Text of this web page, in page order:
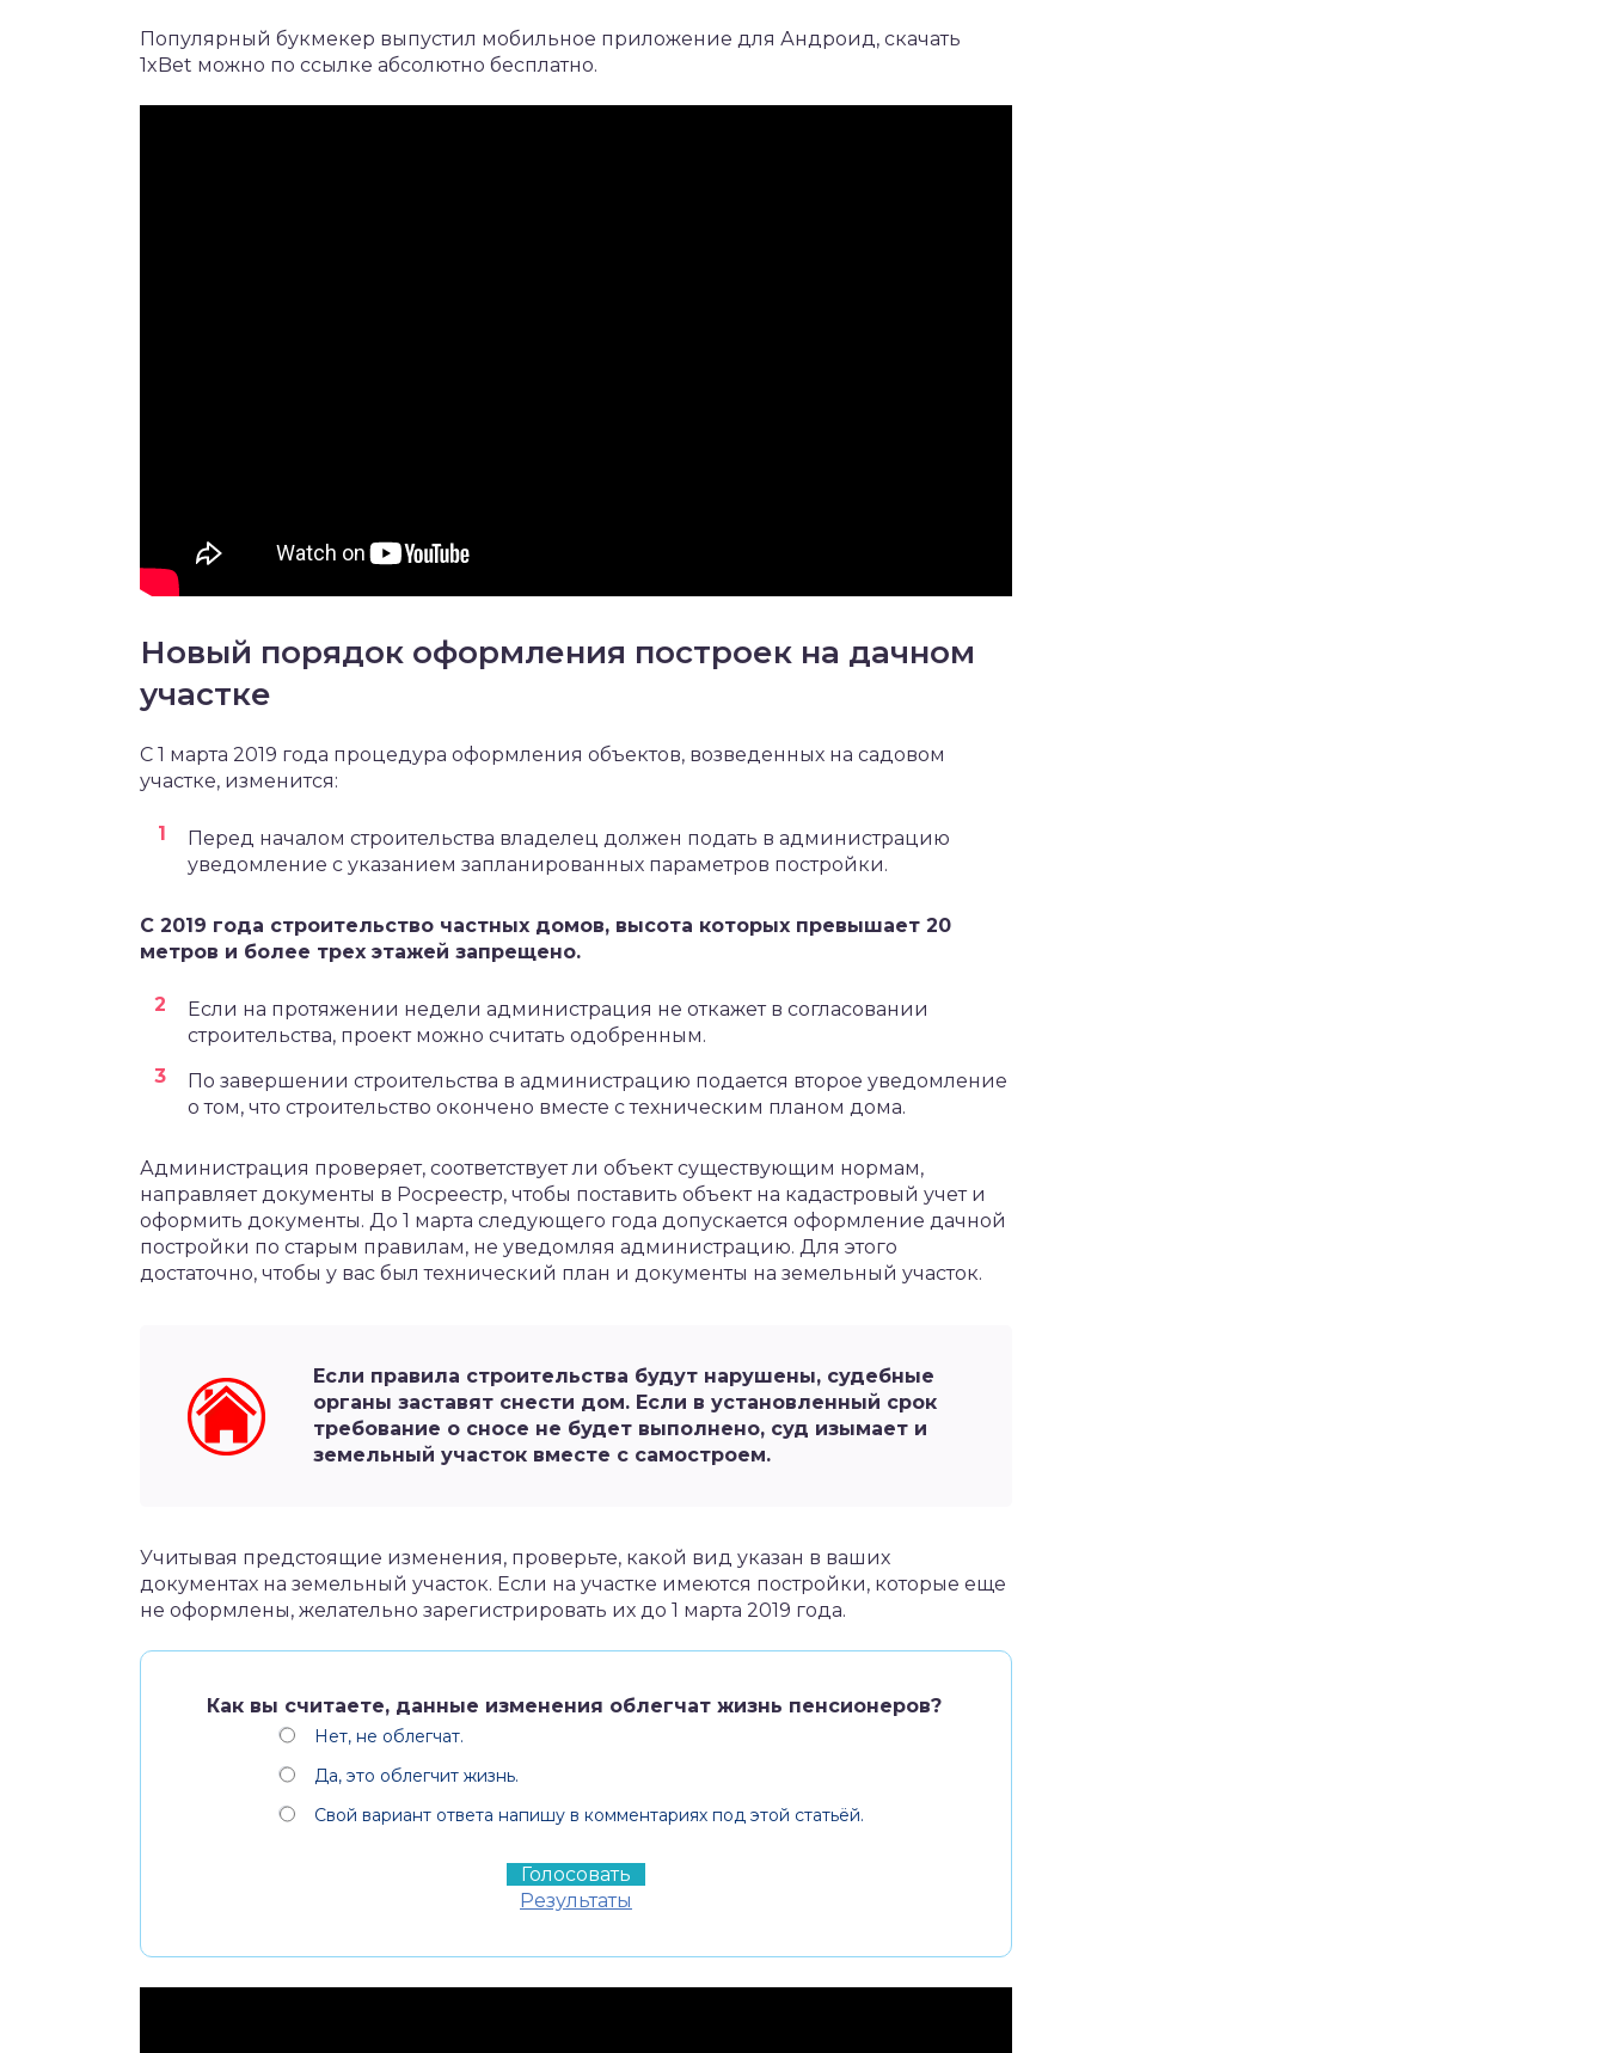
Популярный букмекер выпустил мобильное приложение для Андроид, скачать
1xBet можно по ссылке абсолютно бесплатно.
Новый порядок оформления построек на дачном
участке
С 1 марта 2019 года процедура оформления объектов, возведенных на садовом
участке, изменится:
Перед началом строительства владелец должен подать в администрацию
уведомление с указанием запланированных параметров постройки.
С 2019 года строительство частных домов, высота которых превышает 20
метров и более трех этажей запрещено.
Если на протяжении недели администрация не откажет в согласовании
строительства, проект можно считать одобренным.
По завершении строительства в администрацию подается второе уведомление
о том, что строительство окончено вместе с техническим планом дома.
Администрация проверяет, соответствует ли объект существующим нормам,
направляет документы в Росреестр, чтобы поставить объект на кадастровый учет и
оформить документы. До 1 марта следующего года допускается оформление дачной
постройки по старым правилам, не уведомляя администрацию. Для этого
достаточно, чтобы у вас был технический план и документы на земельный участок.
Если правила строительства будут нарушены, судебные
органы заставят снести дом. Если в установленный срок
требование о сносе не будет выполнено, суд изымает и
земельный участок вместе с самостроем.
Учитывая предстоящие изменения, проверьте, какой вид указан в ваших
документах на земельный участок. Если на участке имеются постройки, которые еще
не оформлены, желательно зарегистрировать их до 1 марта 2019 года.
Как вы считаете, данные изменения облегчат жизнь пенсионеров?
Нет, не облегчат.
Да, это облегчит жизнь.
Свой вариант ответа напишу в комментариях под этой статьёй.
Результаты